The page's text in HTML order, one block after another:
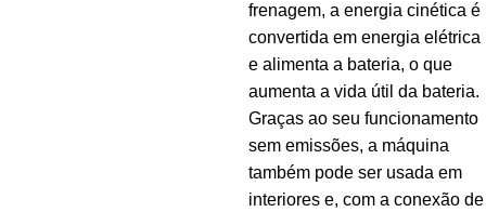
frenagem, a energia cinética é
convertida em energia elétrica
e alimenta a bateria, o que
aumenta a vida útil da bateria.
Graças ao seu funcionamento
sem emissões, a máquina
também pode ser usada em
interiores e, com a conexão de